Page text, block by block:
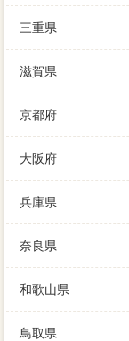
三重県
滋賀県
京都府
大阪府
兵庫県
奈良県
和歌山県
鳥取県